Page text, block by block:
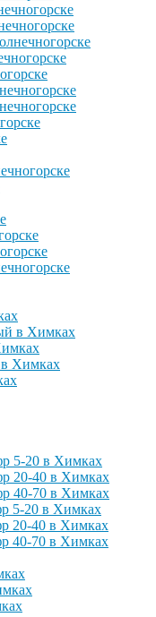
в Химках
в Химках
5-20 в Химках
20-40 в Химках
40-70 в Химках
5-20 в Химках
20-40 в Химках
40-70 в Химках